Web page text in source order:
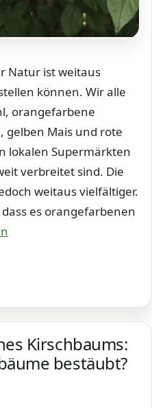
Natur ist weitaus
können. Wir alle
orangefarbene
gelben Mais und rote
lokalen Supermärkten
verbreitet sind. Die
weitaus vielfältiger.
es orangefarbenen
Kirschbaums:
bestäubt?